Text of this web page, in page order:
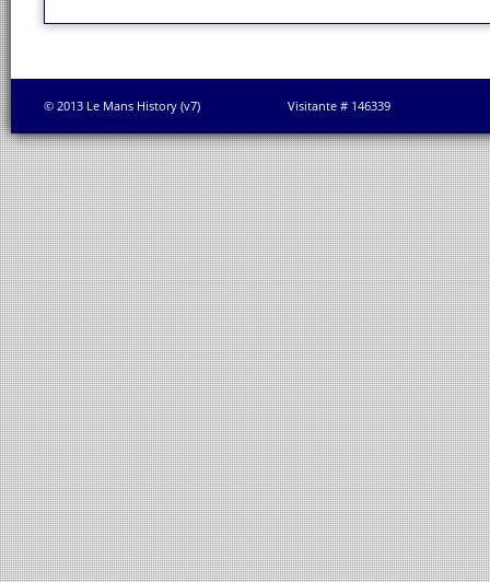
© 2013 Le Mans History (v7) Visitante # 146339